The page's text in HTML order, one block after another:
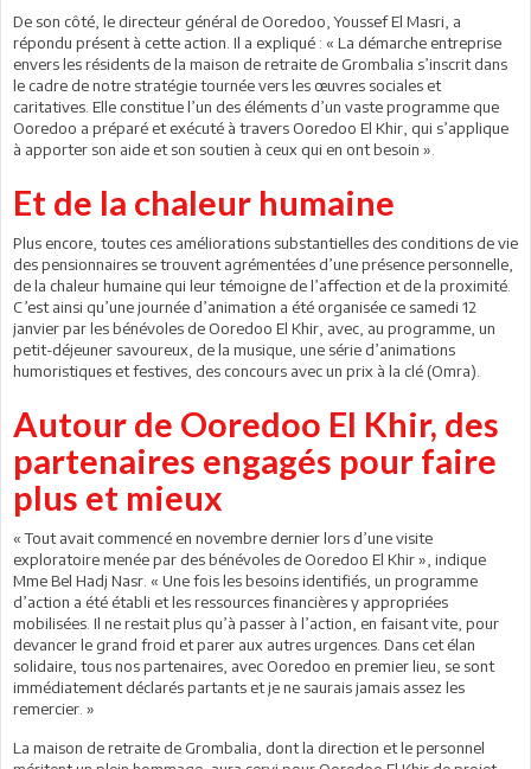
De son côté, le directeur général de Ooredoo, Youssef El Masri, a
répondu présent à cette action. Il a expliqué : « La démarche entreprise
envers les résidents de la maison de retraite de Grombalia s’inscrit dans
le cadre de notre stratégie tournée vers les œuvres sociales et
caritatives. Elle constitue l’un des éléments d’un vaste programme que
Ooredoo a préparé et exécuté à travers Ooredoo El Khir, qui s’applique
à apporter son aide et son soutien à ceux qui en ont besoin ».
Et de la chaleur humaine
Plus encore, toutes ces améliorations substantielles des conditions de vie
des pensionnaires se trouvent agrémentées d’une présence personnelle,
de la chaleur humaine qui leur témoigne de l’affection et de la proximité.
C’est ainsi qu’une journée d’animation a été organisée ce samedi 12
janvier par les bénévoles de Ooredoo El Khir, avec, au programme, un
petit-déjeuner savoureux, de la musique, une série d’animations
humoristiques et festives, des concours avec un prix à la clé (Omra).
Autour de Ooredoo El Khir, des
partenaires engagés pour faire
plus et mieux
« Tout avait commencé en novembre dernier lors d’une visite
exploratoire menée par des bénévoles de Ooredoo El Khir », indique
Mme Bel Hadj Nasr. « Une fois les besoins identifiés, un programme
d’action a été établi et les ressources financières y appropriées
mobilisées. Il ne restait plus qu’à passer à l’action, en faisant vite, pour
devancer le grand froid et parer aux autres urgences. Dans cet élan
solidaire, tous nos partenaires, avec Ooredoo en premier lieu, se sont
immédiatement déclarés partants et je ne saurais jamais assez les
remercier. »
La maison de retraite de Grombalia, dont la direction et le personnel